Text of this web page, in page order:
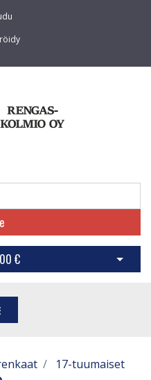
€ Avaa
17-tuumaiset